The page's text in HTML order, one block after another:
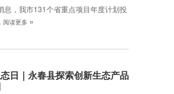
息，我市131个省重点项目年度计划投
阅读更多 »
日｜永春县探索创新生态产品